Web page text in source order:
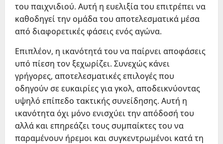
του παιχνιδιού. Αυτή η ευελιξία του επιτρέπει να
καθοδηγεί την ομάδα του αποτελεσματικά μέσα
από διαφορετικές φάσεις ενός αγώνα.
Επιπλέον, η ικανότητά του να παίρνει αποφάσεις
υπό πίεση τον ξεχωρίζει. Συνεχώς κάνει
γρήγορες, αποτελεσματικές επιλογές που
οδηγούν σε ευκαιρίες για γκολ, αποδεικνύοντας
υψηλό επίπεδο τακτικής συνείδησης. Αυτή η
ικανότητα όχι μόνο ενισχύει την απόδοσή του
αλλά και επηρεάζει τους συμπαίκτες του να
παραμένουν ήρεμοι και συγκεντρωμένοι κατά τη